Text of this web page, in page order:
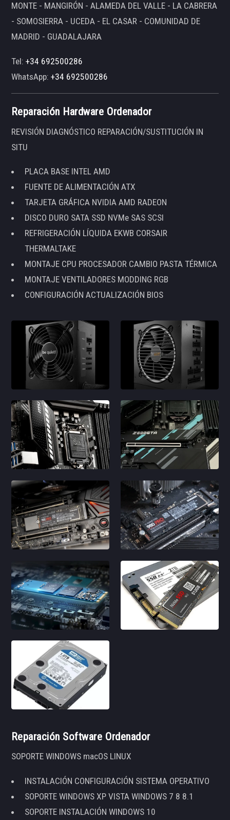
MONTE - MANGIRÓN - ALAMEDA DEL VALLE - LA CABRERA
- SOMOSIERRA - UCEDA - EL CASAR - COMUNIDAD DE
MADRID - GUADALAJARA
Tel:+34 692500286
WhatsApp:+34 692500286
Reparación Hardware Ordenador
REVISIÓN DIAGNÓSTICO REPARACIÓN/SUSTITUCIÓN IN
SITU
PLACA BASE INTEL AMD
FUENTE DE ALIMENTACIÓN ATX
TARJETA GRÁFICA NVIDIA AMD RADEON
DISCO DURO SATA SSD NVMe SAS SCSI
REFRIGERACIÓN LÍQUIDA EKWB CORSAIR
THERMALTAKE
MONTAJE CPU PROCESADOR CAMBIO PASTA TÉRMICA
MONTAJE VENTILADORES MODDING RGB
CONFIGURACIÓN ACTUALIZACIÓN BIOS
Reparación Software Ordenador
SOPORTE WINDOWS macOS LINUX
INSTALACIÓN CONFIGURACIÓN SISTEMA OPERATIVO
SOPORTE WINDOWS XP VISTA WINDOWS 7 8 8.1
SOPORTE INSTALACIÓN WINDOWS 10